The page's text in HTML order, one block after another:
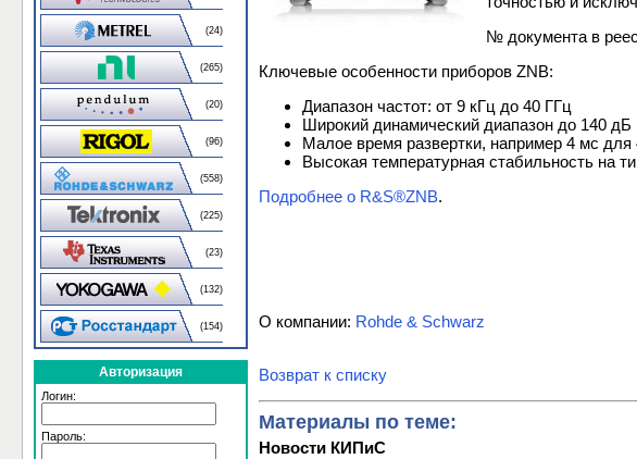
(24)
(265)
(20)
(96)
(558)
(225)
(23)
(132)
(154)
Авторизация
Логин:
Пароль:
№ документа в
Ключевые особенности приборов ZNB:
Диапазон частот: от 9 кГц до 40 ГГц
Широкий динамический диапазон до 140 дБ
Малое время развертки, например 4 мс для
Высокая температурная стабильность на
Подробнее о R&S®ZNB.
О компании: Rohde & Schwarz
Возврат к списку
Материалы по теме:
Новости КИПиС